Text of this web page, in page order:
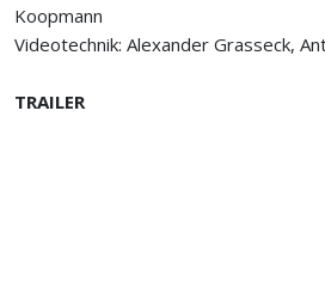
Koopmann
Videotechnik: Alexander Grasseck,
TRAILER